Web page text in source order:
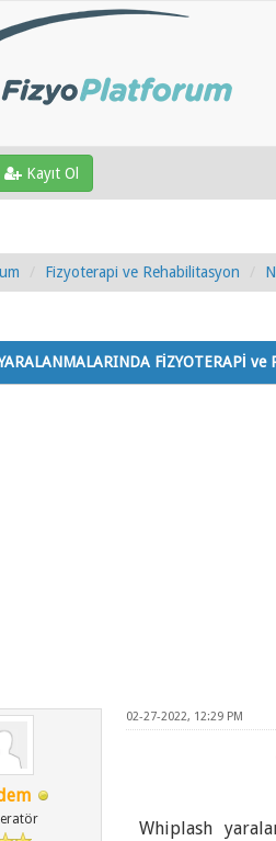
Kayıt Ol
Fizyoterapi ve Rehabilitasyon
FİZYOTERAPİ ve
02-27-2022, 12:29 PM
Whiplash